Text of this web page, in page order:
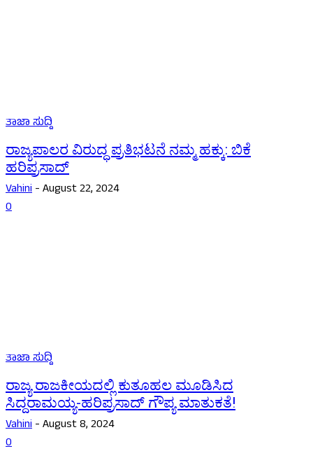
ತಾಜಾ ಸುದ್ದಿ
ರಾಜ್ಯಪಾಲರ ವಿರುದ್ಧ ಪ್ರತಿಭಟನೆ ನಮ್ಮ ಹಕ್ಕು: ಬಿಕೆ
ಹರಿಪ್ರಸಾದ್
Vahini-August 22, 2024
0
ತಾಜಾ ಸುದ್ದಿ
ರಾಜ್ಯ ರಾಜಕೀಯದಲ್ಲಿ ಕುತೂಹಲ ಮೂಡಿಸಿದ
ಸಿದ್ದರಾಮಯ್ಯ-ಹರಿಪ್ರಸಾದ್ ಗೌಪ್ಯ ಮಾತುಕತೆ!
Vahini-August 8, 2024
0